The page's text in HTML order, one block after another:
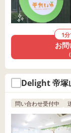
1
お問
Delight 帝塚
問い合わせ受付中